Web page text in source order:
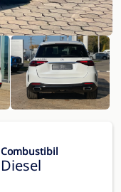
Combustibil
Diesel